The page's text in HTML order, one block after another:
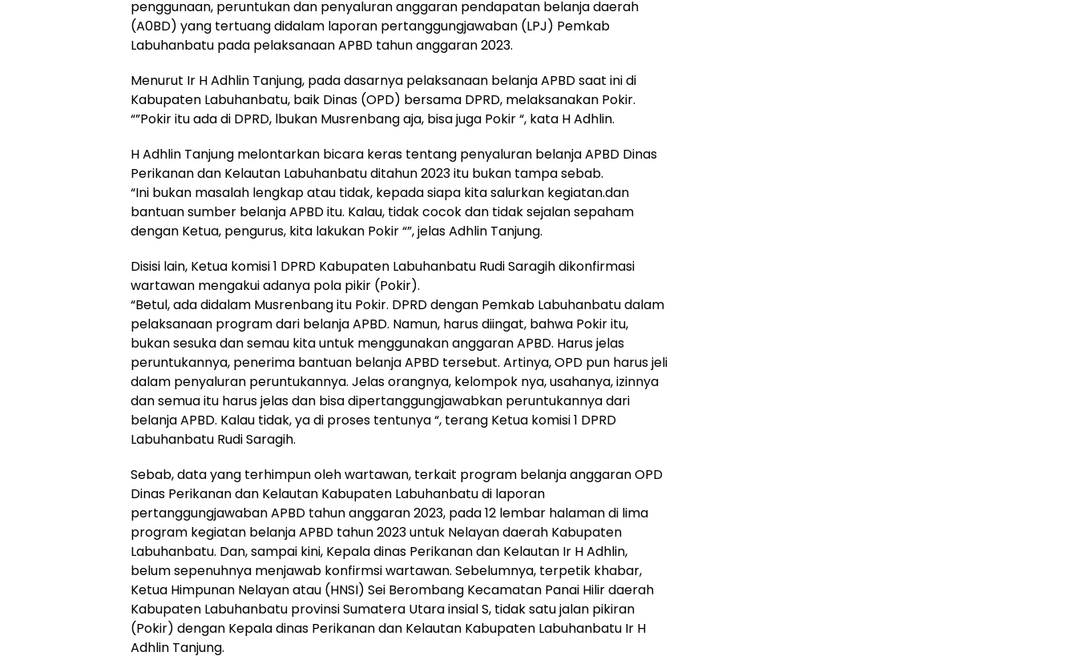
penggunaan, peruntukan dan penyaluran anggaran pendapatan belanja daerah
(A0BD) yang tertuang didalam laporan pertanggungjawaban (LPJ) Pemkab
Labuhanbatu pada pelaksanaan APBD tahun anggaran 2023.
Menurut Ir H Adhlin Tanjung, pada dasarnya pelaksanaan belanja APBD saat ini di
Kabupaten Labuhanbatu, baik Dinas (OPD) bersama DPRD, melaksanakan Pokir.
“”Pokir itu ada di DPRD, lbukan Musrenbang aja, bisa juga Pokir “, kata H Adhlin.
H Adhlin Tanjung melontarkan bicara keras tentang penyaluran belanja APBD Dinas
Perikanan dan Kelautan Labuhanbatu ditahun 2023 itu bukan tampa sebab.
“Ini bukan masalah lengkap atau tidak, kepada siapa kita salurkan kegiatan.dan
bantuan sumber belanja APBD itu. Kalau, tidak cocok dan tidak sejalan sepaham
dengan Ketua, pengurus, kita lakukan Pokir “”, jelas Adhlin Tanjung.
Disisi lain, Ketua komisi 1 DPRD Kabupaten Labuhanbatu Rudi Saragih dikonfirmasi
wartawan mengakui adanya pola pikir (Pokir).
“Betul, ada didalam Musrenbang itu Pokir. DPRD dengan Pemkab Labuhanbatu dalam
pelaksanaan program dari belanja APBD. Namun, harus diingat, bahwa Pokir itu,
bukan sesuka dan semau kita untuk menggunakan anggaran APBD. Harus jelas
peruntukannya, penerima bantuan belanja APBD tersebut. Artinya, OPD pun harus jeli
dalam penyaluran peruntukannya. Jelas orangnya, kelompok nya, usahanya, izinnya
dan semua itu harus jelas dan bisa dipertanggungjawabkan peruntukannya dari
belanja APBD. Kalau tidak, ya di proses tentunya “, terang Ketua komisi 1 DPRD
Labuhanbatu Rudi Saragih.
Sebab, data yang terhimpun oleh wartawan, terkait program belanja anggaran OPD
Dinas Perikanan dan Kelautan Kabupaten Labuhanbatu di laporan
pertanggungjawaban APBD tahun anggaran 2023, pada 12 lembar halaman di lima
program kegiatan belanja APBD tahun 2023 untuk Nelayan daerah Kabupaten
Labuhanbatu. Dan, sampai kini, Kepala dinas Perikanan dan Kelautan Ir H Adhlin,
belum sepenuhnya menjawab konfirmsi wartawan. Sebelumnya, terpetik khabar,
Ketua Himpunan Nelayan atau (HNSI) Sei Berombang Kecamatan Panai Hilir daerah
Kabupaten Labuhanbatu provinsi Sumatera Utara insial S, tidak satu jalan pikiran
(Pokir) dengan Kepala dinas Perikanan dan Kelautan Kabupaten Labuhanbatu Ir H
Adhlin Tanjung.